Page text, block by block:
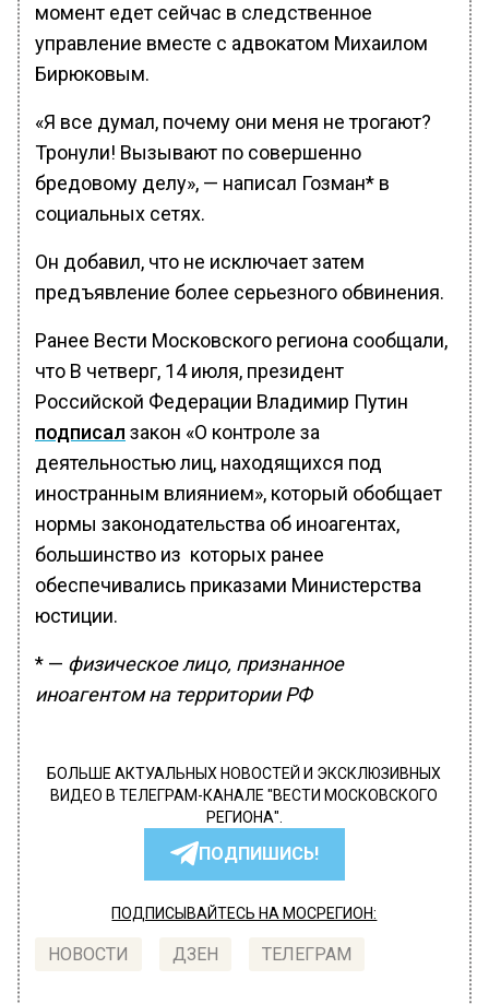
момент едет сейчас в следственное
управление вместе с адвокатом Михаилом
Бирюковым.
«Я все думал, почему они меня не трогают?
Тронули! Вызывают по совершенно
бредовому делу», — написал Гозман* в
социальных сетях.
Он добавил, что не исключает затем
предъявление более серьезного обвинения.
Ранее Вести Московского региона сообщали,
что В четверг, 14 июля, президент
Российской Федерации Владимир Путин
подписал закон «О контроле за
деятельностью лиц, находящихся под
иностранным влиянием», который обобщает
нормы законодательства об иноагентах,
большинство из которых ранее
обеспечивались приказами Министерства
юстиции.
* — физическое лицо, признанное
иноагентом на территории РФ
БОЛЬШЕ АКТУАЛЬНЫХ НОВОСТЕЙ И ЭКСКЛЮЗИВНЫХ
ВИДЕО В ТЕЛЕГРАМ-КАНАЛЕ "ВЕСТИ МОСКОВСКОГО
РЕГИОНА".
ПОДПИШИСЬ!
ПОДПИСЫВАЙТЕСЬ НА МОСРЕГИОН:
НОВОСТИ ДЗЕН ТЕЛЕГРАМ